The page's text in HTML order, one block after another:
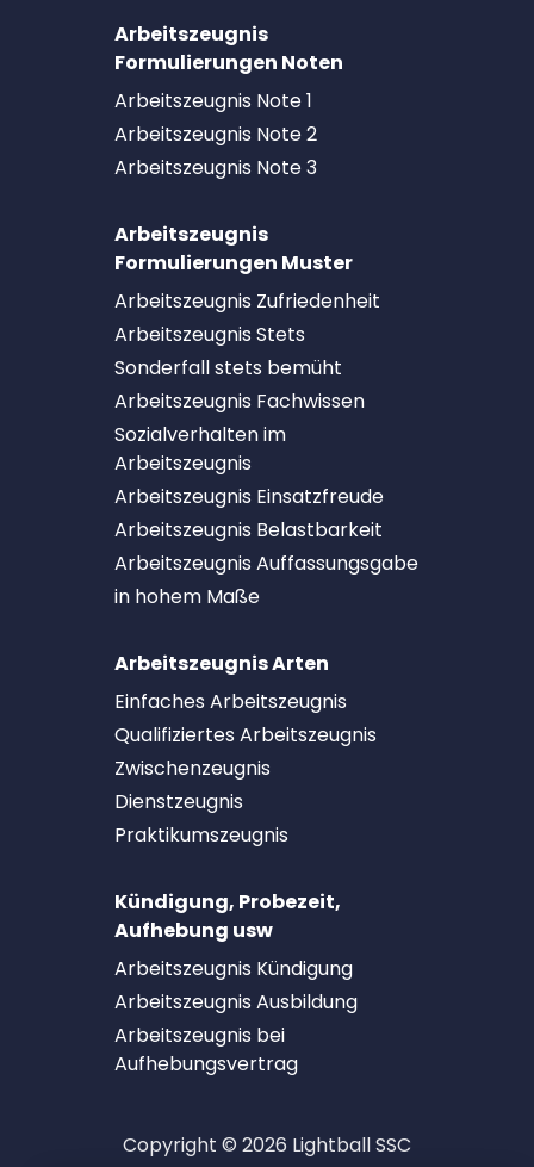
Arbeitszeugnis
Formulierungen Noten
Arbeitszeugnis Note 1
Arbeitszeugnis Note 2
Arbeitszeugnis Note 3
Arbeitszeugnis
Formulierungen Muster
Arbeitszeugnis Zufriedenheit
Arbeitszeugnis Stets
Sonderfall stets bemüht
Arbeitszeugnis Fachwissen
Sozialverhalten im
Arbeitszeugnis
Arbeitszeugnis Einsatzfreude
Arbeitszeugnis Belastbarkeit
Arbeitszeugnis Auffassungsgabe
in hohem Maße
Arbeitszeugnis Arten
Einfaches Arbeitszeugnis
Qualifiziertes Arbeitszeugnis
Zwischenzeugnis
Dienstzeugnis
Praktikumszeugnis
Kündigung, Probezeit,
Aufhebung usw
Arbeitszeugnis Kündigung
Arbeitszeugnis Ausbildung
Arbeitszeugnis bei
Aufhebungsvertrag
Copyright © 2026 Lightball SSC